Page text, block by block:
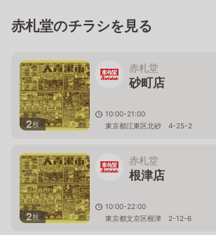
赤札堂のチラシを見る
2枚
赤札堂
砂町店
10:00-21:00
東京都江東区北砂 4-25-2
2枚
赤札堂
根津店
10:00-22:00
東京都文京区根津 2-12-6